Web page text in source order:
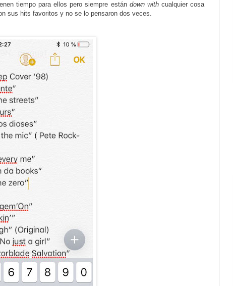
tiempo para ellos pero siempre están down withcualquier cosa
sus hits favoritos y no se lo pensaron dos veces.